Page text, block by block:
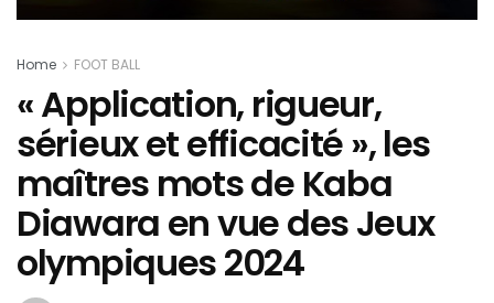
Home FOOT BALL
« Application, rigueur,
sérieux et efficacité », les
maîtres mots de Kaba
Diawara en vue des Jeux
olympiques 2024